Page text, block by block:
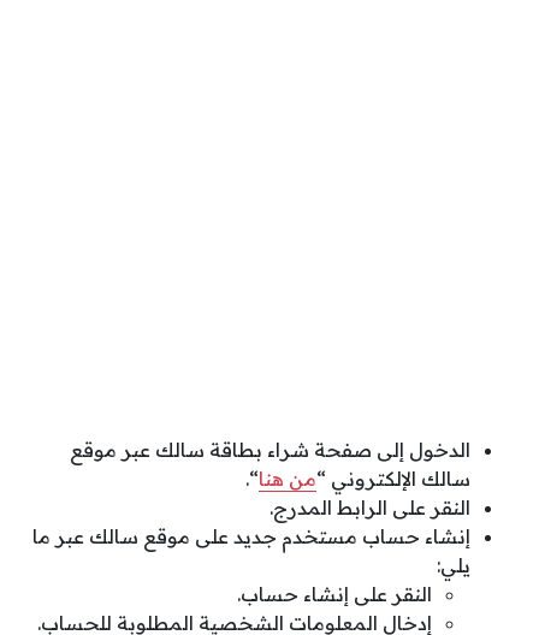
الدخول إلى صفحة شراء بطاقة سالك عبر موقع
سالك الإلكتروني “من هنا“.
النقر على الرابط المدرج.
إنشاء حساب مستخدم جديد على موقع سالك عبر ما
يلي:
النقر على إنشاء حساب.
إدخال المعلومات الشخصية المطلوبة للحساب.